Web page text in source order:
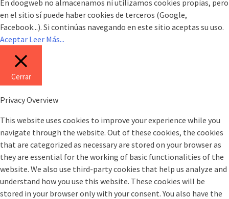
En doogweb no almacenamos ni utilizamos cookies propias, pero
en el sitio sí puede haber cookies de terceros (Google,
Facebook...). Si continúas navegando en este sitio aceptas su uso.
Aceptar Leer Más...
Cerrar
Privacy Overview
This website uses cookies to improve your experience while you
navigate through the website. Out of these cookies, the cookies
that are categorized as necessary are stored on your browser as
they are essential for the working of basic functionalities of the
website. We also use third-party cookies that help us analyze and
understand how you use this website. These cookies will be
stored in your browser only with your consent. You also have the